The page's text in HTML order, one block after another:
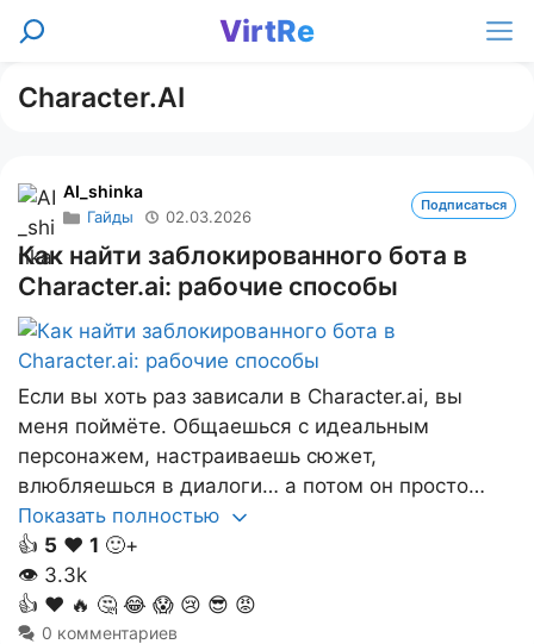
Перейти
VirtRe
Поиск
Character.AI
AI_shinka
Гайды 02.03.2026
Подписаться
Как найти заблокированного бота в
Character.ai: рабочие способы
Если вы хоть раз зависали в Character.ai, вы
меня поймёте. Общаешься с идеальным
персонажем, настраиваешь сюжет,
влюбляешься в диалоги… а потом он просто…
Показать полностью
👍 5 ❤️ 1 🙂+
👁 3.3k
👍 ❤️ 🔥 🤔 😂 😱 😢 😎 😡
0 комментариев